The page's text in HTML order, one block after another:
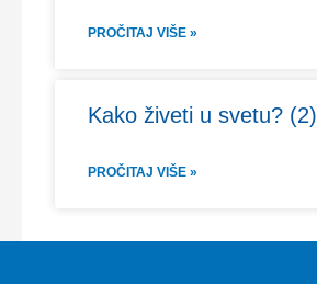
PROČITAJ VIŠE »
Kako živeti u svetu? (2)
PROČITAJ VIŠE »